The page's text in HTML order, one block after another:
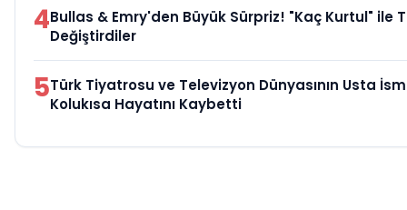
4Bullas & Emry'den Büyük Sürpriz! "Kaç Kurtul" ile
Değiştirdiler
5Türk Tiyatrosu ve Televizyon Dünyasının Usta
Kolukısa Hayatını Kaybetti